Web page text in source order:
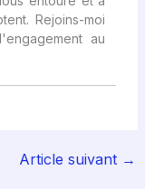
Rejoins-moi
au
Article suivant →